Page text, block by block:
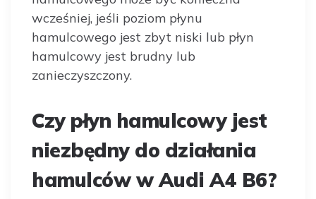
wcześniej, jeśli poziom płynu
hamulcowego jest zbyt niski lub płyn
hamulcowy jest brudny lub
zanieczyszczony.
Czy płyn hamulcowy jest
niezbędny do działania
hamulców w Audi A4 B6?